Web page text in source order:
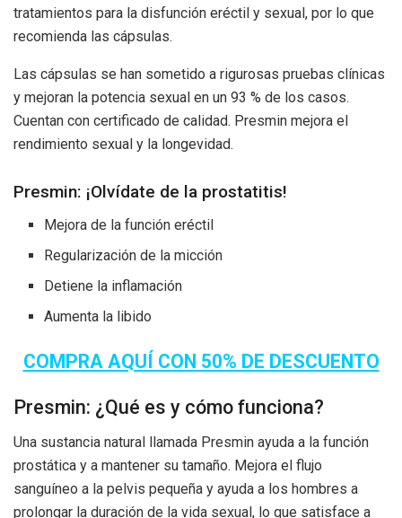
tratamientos para la disfunción eréctil y sexual, por lo que
recomienda las cápsulas.
Las cápsulas se han sometido a rigurosas pruebas clínicas
y mejoran la potencia sexual en un 93 % de los casos.
Cuentan con certificado de calidad. Presmin mejora el
rendimiento sexual y la longevidad.
Presmin: ¡Olvídate de la prostatitis!
Mejora de la función eréctil
Regularización de la micción
Detiene la inflamación
Aumenta la libido
COMPRA AQUÍ CON 50% DE DESCUENTO
Presmin: ¿Qué es y cómo funciona?
Una sustancia natural llamada Presmin ayuda a la función
prostática y a mantener su tamaño. Mejora el flujo
sanguíneo a la pelvis pequeña y ayuda a los hombres a
prolongar la duración de la vida sexual, lo que satisface a